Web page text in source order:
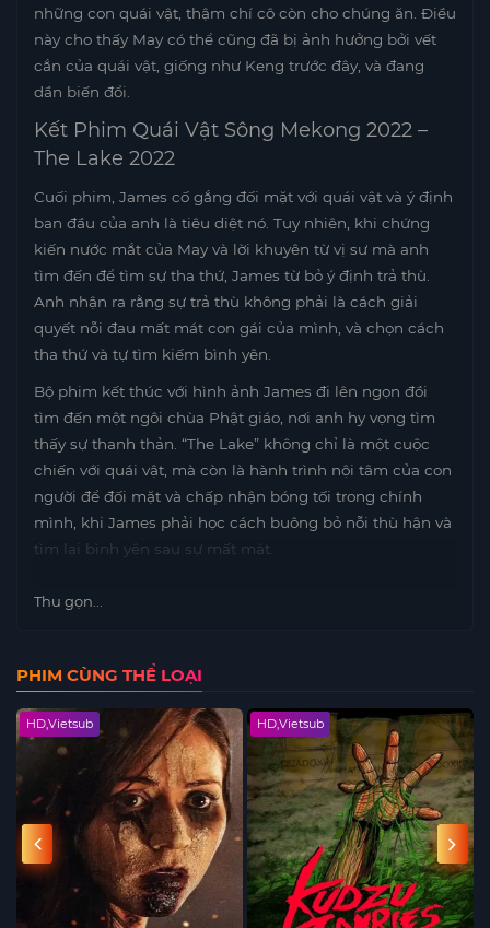
những con quái vật, thậm chí cô còn cho chúng ăn. Điều
này cho thấy May có thể cũng đã bị ảnh hưởng bởi vết
cắn của quái vật, giống như Keng trước đây, và đang
dần biến đổi.
Kết Phim Quái Vật Sông Mekong 2022 –
The Lake 2022
Cuối phim, James cố gắng đối mặt với quái vật và ý định
ban đầu của anh là tiêu diệt nó. Tuy nhiên, khi chứng
kiến nước mắt của May và lời khuyên từ vị sư mà anh
tìm đến để tìm sự tha thứ, James từ bỏ ý định trả thù.
Anh nhận ra rằng sự trả thù không phải là cách giải
quyết nỗi đau mất mát con gái của mình, và chọn cách
tha thứ và tự tìm kiếm bình yên.
Bộ phim kết thúc với hình ảnh James đi lên ngọn đồi
tìm đến một ngôi chùa Phật giáo, nơi anh hy vọng tìm
thấy sự thanh thản. “The Lake” không chỉ là một cuộc
chiến với quái vật, mà còn là hành trình nội tâm của con
người để đối mặt và chấp nhận bóng tối trong chính
mình, khi James phải học cách buông bỏ nỗi thù hận và
tìm lại bình yên sau sự mất mát.
Thu gọn...
PHIM CÙNG THỂ LOẠI
HD,Vietsub HD,Vietsub